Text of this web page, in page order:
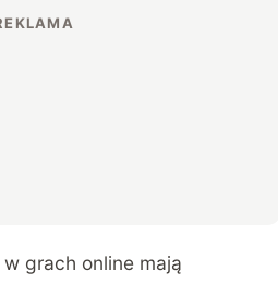
grach online mają